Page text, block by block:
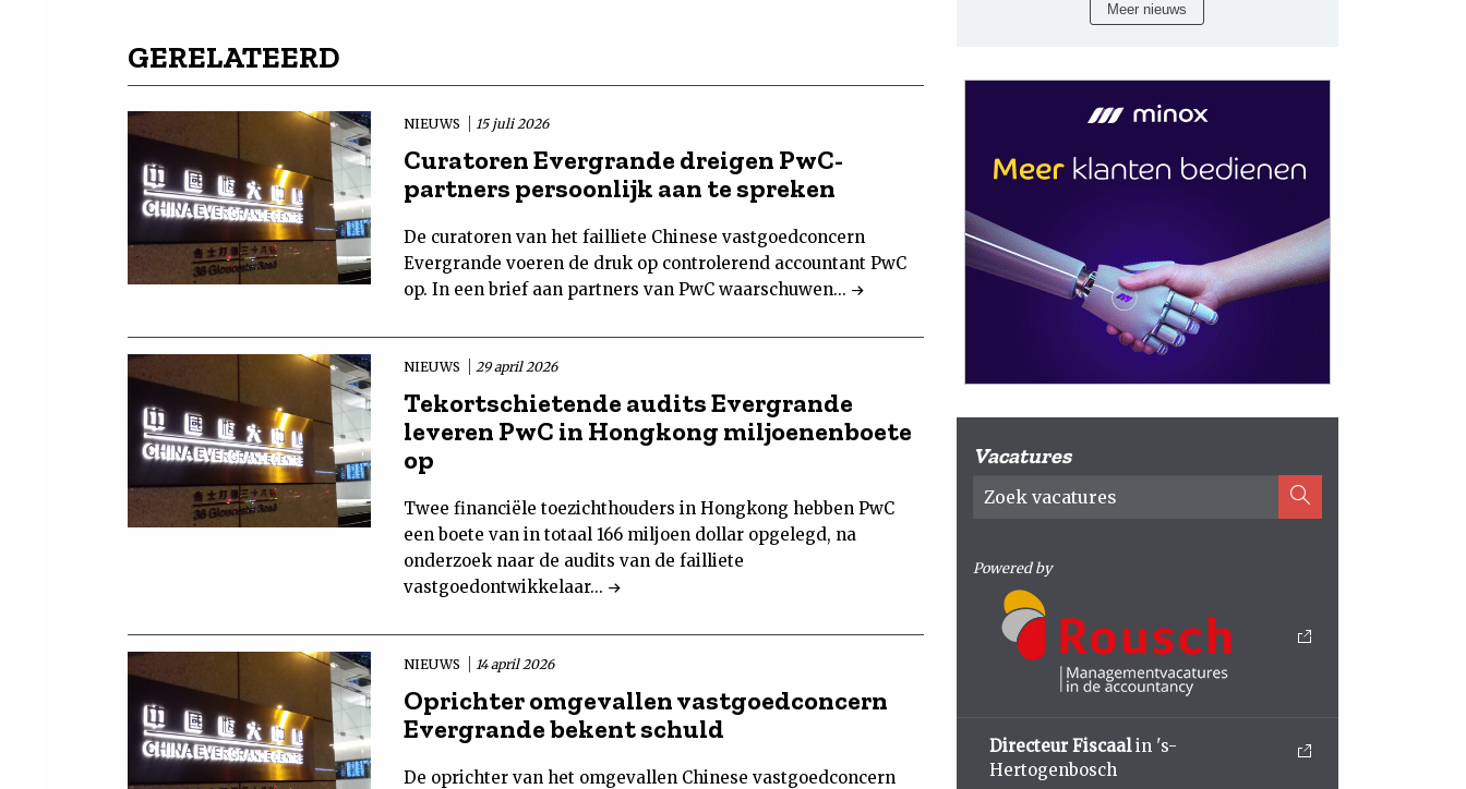
GERELATEERD
NIEUWS 15 juli 2026
Curatoren Evergrande dreigen PwC-
partners persoonlijk aan te spreken
De curatoren van het failliete Chinese vastgoedconcern
Evergrande voeren de druk op controlerend accountant PwC
op. In een brief aan partners van PwC waarschuwen...
NIEUWS 29 april 2026
Tekortschietende audits Evergrande
leveren PwC in Hongkong miljoenenboete
op
Twee financiële toezichthouders in Hongkong hebben PwC
een boete van in totaal 166 miljoen dollar opgelegd, na
onderzoek naar de audits van de failliete
vastgoedontwikkelaar...
NIEUWS 14 april 2026
Oprichter omgevallen vastgoedconcern
Evergrande bekent schuld
De oprichter van het omgevallen Chinese vastgoedconcern
Meer nieuws
Vacatures
Powered by
Directeur Fiscaalin 's-
Hertogenbosch